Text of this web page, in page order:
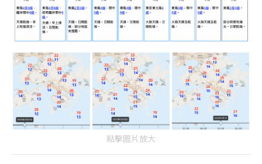
點擊圖片放大